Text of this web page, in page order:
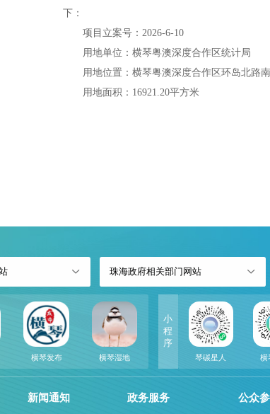
下：
项目立案号：2026-6-10
用地单位：横琴粤澳深度合作区统计局
用地位置：横琴粤澳深度合作区环岛北路南
用地面积：16921.20平方米
珠海政府相关部门网站
横琴发布 横琴湿地
小
程
序
琴碳星人 横
新闻通知 政务服务 公众